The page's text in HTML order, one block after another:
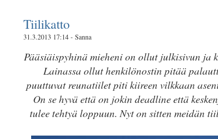
Tiilikatto
31.3.2013 17:14 - Sanna
Pääsiäispyhinä mieheni on ollut julkisivun ja
Lainassa ollut henkilönostin pitää
puuttuvat reunatiilet piti kiireen vilkkaan
On se hyvä että on jokin deadline että
tulee tehtyä loppuun. Nyt on sitten meidän